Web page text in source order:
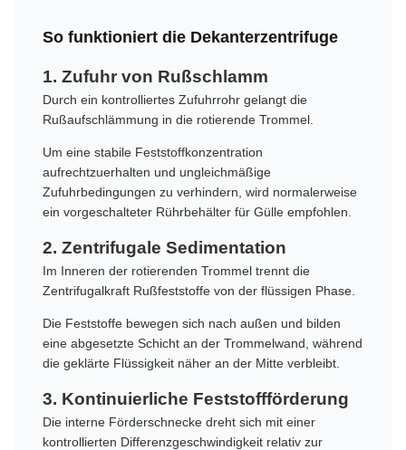
So funktioniert die Dekanterzentrifuge
1. Zufuhr von Rußschlamm
Durch ein kontrolliertes Zufuhrrohr gelangt die
Rußaufschlämmung in die rotierende Trommel.
Um eine stabile Feststoffkonzentration
aufrechtzuerhalten und ungleichmäßige
Zufuhrbedingungen zu verhindern, wird normalerweise
ein vorgeschalteter Rührbehälter für Gülle empfohlen.
2. Zentrifugale Sedimentation
Im Inneren der rotierenden Trommel trennt die
Zentrifugalkraft Rußfeststoffe von der flüssigen Phase.
Die Feststoffe bewegen sich nach außen und bilden
eine abgesetzte Schicht an der Trommelwand, während
die geklärte Flüssigkeit näher an der Mitte verbleibt.
3. Kontinuierliche Feststoffförderung
Die interne Förderschnecke dreht sich mit einer
kontrollierten Differenzgeschwindigkeit relativ zur